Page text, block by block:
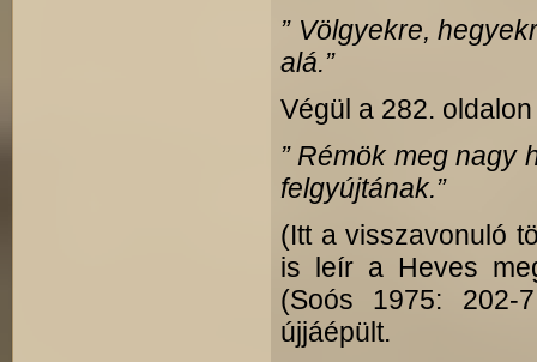
” Völgyekre,
alá.”
Végül a 282.
” Rémök meg
felgyújtának.”
(Itt a visszavonuló
is leír a Heves
(Soós 1975: 202-
újjáépült.